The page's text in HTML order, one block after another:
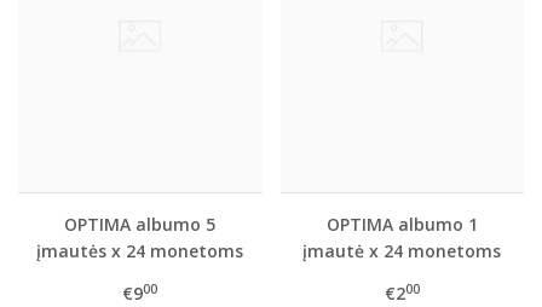
OPTIMA albumo 5
įmautės x 24 monetoms
€900
OPTIMA albumo 1
įmautė x 24 monetoms
€200